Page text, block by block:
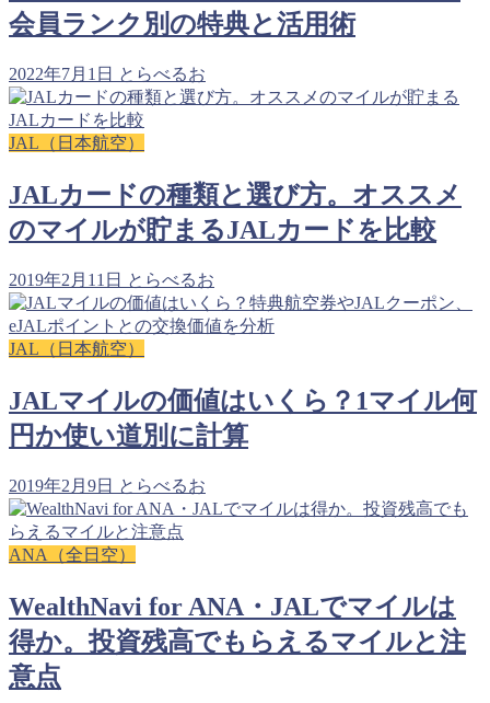
会員ランク別の特典と活用術
2022年7月1日 とらべるお
JAL（日本航空）
JALカードの種類と選び方。オススメ
のマイルが貯まるJALカードを比較
2019年2月11日 とらべるお
JAL（日本航空）
JALマイルの価値はいくら？1マイル何
円か使い道別に計算
2019年2月9日 とらべるお
ANA（全日空）
WealthNavi for ANA・JALでマイルは
得か。投資残高でもらえるマイルと注
意点